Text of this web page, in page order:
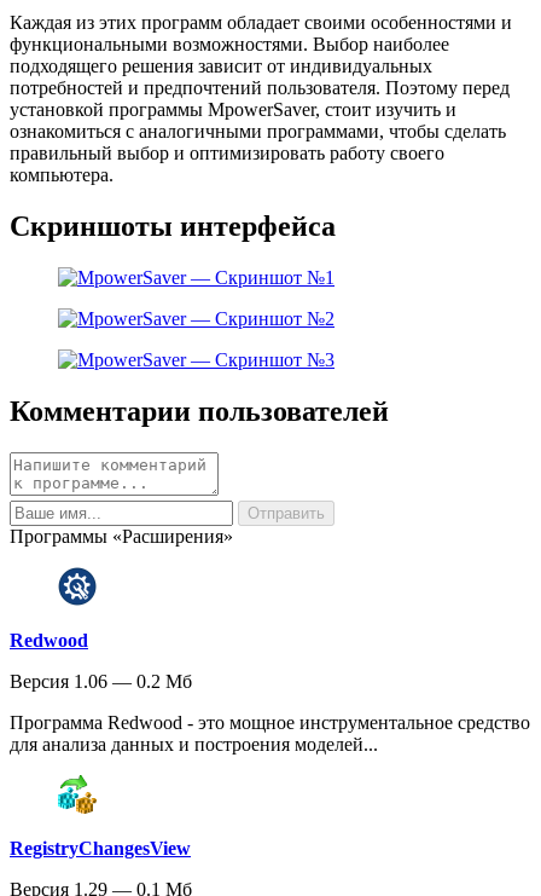
Каждая из этих программ обладает своими особенностями и
функциональными возможностями. Выбор наиболее
подходящего решения зависит от индивидуальных
потребностей и предпочтений пользователя. Поэтому перед
установкой программы MpowerSaver, стоит изучить и
ознакомиться с аналогичными программами, чтобы сделать
правильный выбор и оптимизировать работу своего
компьютера.
Скриншоты интерфейса
Комментарии пользователей
Программы «Расширения»
Redwood
Версия 1.06 — 0.2 Мб
Программа Redwood - это мощное инструментальное средство
для анализа данных и построения моделей...
RegistryChangesView
Версия 1.29 — 0.1 Мб